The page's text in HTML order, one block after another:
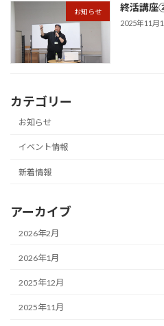
お知らせ 終活講座
2025年11月
カテゴリー
お知らせ
イベント情報
新着情報
アーカイブ
2026年2月
2026年1月
2025年12月
2025年11月